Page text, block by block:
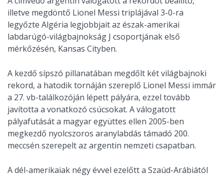
illetve megdöntő Lionel Messi triplájával 3-0-ra
legyőzte Algéria legjobbjait az észak-amerikai
labdarúgó-világbajnokság J csoportjának első
mérkőzésén, Kansas Cityben.
A kezdő sípszó pillanatában megdőlt két világbajnoki
rekord, a hatodik tornáján szereplő Lionel Messi immár
a 27. vb-találkozóján lépett pályára, ezzel tovább
javította a vonatkozó csúcsokat. A válogatott
pályafutását a magyar együttes ellen 2005-ben
megkezdő nyolcszoros aranylabdás támadó 200.
meccsén szerepelt az argentin nemzeti csapatban.
A dél-amerikaiak négy évvel ezelőtt a Szaúd-Arábiától